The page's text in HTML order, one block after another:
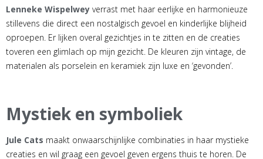
Lenneke Wispelwey verrast met haar eerlijke en harmonieuze
stillevens die direct een nostalgisch gevoel en kinderlijke blijheid
oproepen. Er lijken overal gezichtjes in te zitten en de creaties
toveren een glimlach op mijn gezicht. De kleuren zijn vintage, de
materialen als porselein en keramiek zijn luxe en ‘gevonden’.
Mystiek en symboliek
Jule Cats maakt onwaarschijnlijke combinaties in haar mystieke
creaties en wil graag een gevoel geven ergens thuis te horen. De